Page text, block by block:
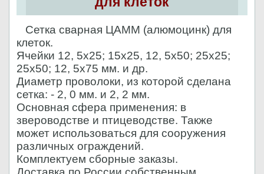
Сетка сварная ЦАММ (алюмоцинк) для
клеток.
Ячейки 12, 5х25; 15х25, 12, 5х50; 25х25;
25х50; 12, 5х75 мм. и др.
Диаметр проволоки, из которой сделана
сетка: - 2, 0 мм. и 2, 2 мм.
Основная сфера применения: в
звероводстве и птицеводстве. Также
может использоваться для сооружения
различных ограждений.
Комплектуем сборные заказы.